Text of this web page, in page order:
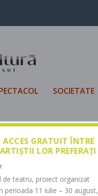
SOCIETATE
GRATUIT ÎNTRE
LOR PREFERAȚI
de teatru, proiect organizat
perioada 11 iulie – 30 august,